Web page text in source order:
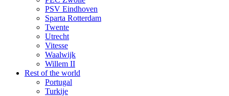
PSV Eindhoven
Sparta Rotterdam
Twente
Utrecht
Vitesse
Waalwijk
Willem II
Rest of the world
Portugal
Turkije